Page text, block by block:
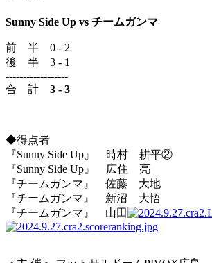
Sunny Side Up vs チームガンマ
前 半 0 - 2
後 半 3 - 1
------------------
合 計 3 - 3
◆得点者
『Sunny Side Up』 時村 耕平②
『Sunny Side Up』 広住 亮
『チームガンマ』 佐藤 大地
『チームガンマ』 新沼 大悟
『チームガンマ』 山田